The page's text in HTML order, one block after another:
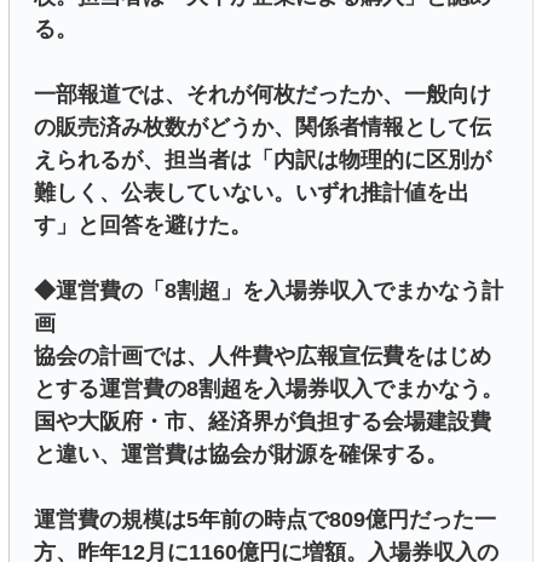
る。
一部報道では、それが何枚だったか、一般向け
の販売済み枚数がどうか、関係者情報として伝
えられるが、担当者は「内訳は物理的に区別が
難しく、公表していない。いずれ推計値を出
す」と回答を避けた。
◆運営費の「8割超」を入場券収入でまかなう計
画
協会の計画では、人件費や広報宣伝費をはじめ
とする運営費の8割超を入場券収入でまかなう。
国や大阪府・市、経済界が負担する会場建設費
と違い、運営費は協会が財源を確保する。
運営費の規模は5年前の時点で809億円だった一
方、昨年12月に1160億円に増額。入場券収入の